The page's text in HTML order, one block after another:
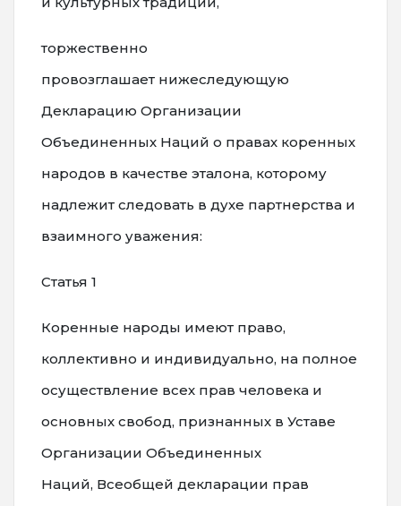
торжественно
провозглашает нижеследующую
Декларацию Организации
Объединенных Наций о правах коренных
народов в качестве эталона, которому
надлежит следовать в духе партнерства и
взаимного уважения:
Статья 1
Коренные народы имеют право,
коллективно и индивидуально, на полное
осуществление всех прав человека и
основных свобод, признанных в Уставе
Организации Объединенных
Наций, Всеобщей декларации прав